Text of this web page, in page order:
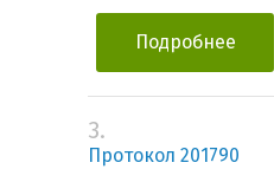
Подробнее
3.
Протокол 201790